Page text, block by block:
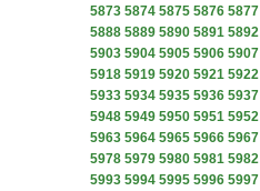
5873 5874 5875 5876 5877
5888 5889 5890 5891 5892
5903 5904 5905 5906 5907
5918 5919 5920 5921 5922
5933 5934 5935 5936 5937
5948 5949 5950 5951 5952
5963 5964 5965 5966 5967
5978 5979 5980 5981 5982
5993 5994 5995 5996 5997